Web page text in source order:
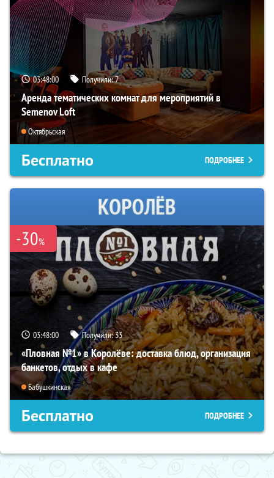
03:47:59 Получили:7
Аренда тематических комнат для мероприятий в
Semenov Loft
Октябрьская
Бесплатно ПОДРОБНЕЕ
-30%
03:47:59 Получили:33
«Пловная №1» в Королёве: доставка блюд, организация
банкетов, отдых в кафе
Бабушкинская
Бесплатно ПОДРОБНЕЕ